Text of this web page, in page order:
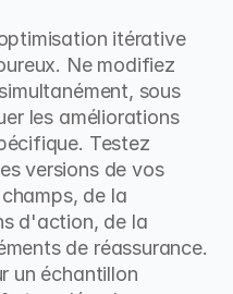
itérative
Ne modifiez
sous
les améliorations
Testez
versions de vos
de la
d'action, de la
de réassurance.
un échantillon